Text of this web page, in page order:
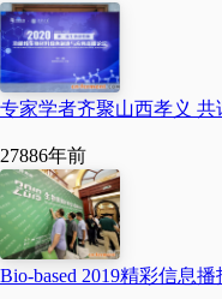
专家学者齐聚山西孝义 共
27886年前
Bio-based 2019精彩信息